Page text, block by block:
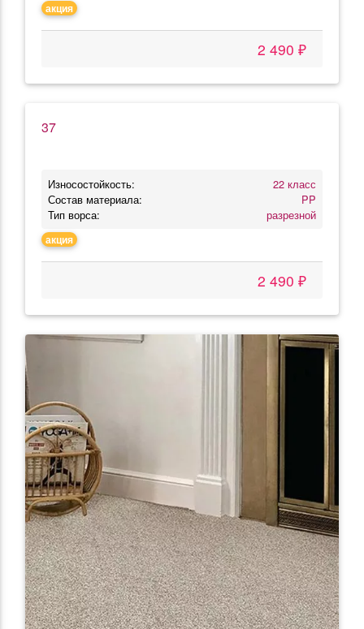
акция
2 490 ₽
37
Износостойкость:
22 класс
Состав материала:
PP
Тип ворса:
разрезной
акция
2 490 ₽